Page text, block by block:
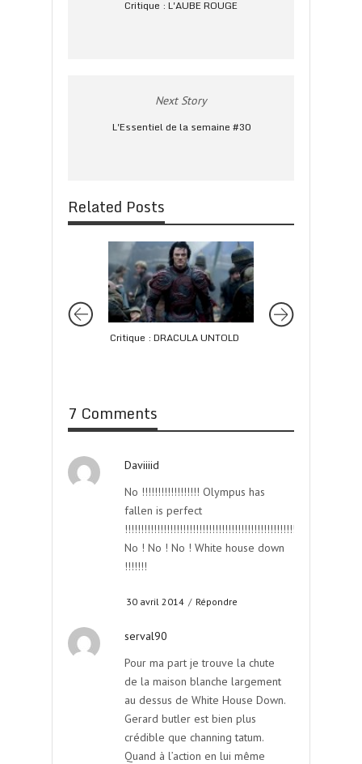
Critique : L'AUBE ROUGE
Next Story
L'Essentiel de la semaine #30
Related Posts
Critique : DRACULA UNTOLD
7 Comments
Daviiiid
No !!!!!!!!!!!!!!!!!! Olympus has
fallen is perfect
No ! No ! No ! White house down
!!!!!!!
30 avril 2014 / Répondre
serval90
Pour ma part je trouve la chute
de la maison blanche largement
au dessus de White House Down.
Gerard butler est bien plus
crédible que channing tatum.
Quand à l’action en lui même